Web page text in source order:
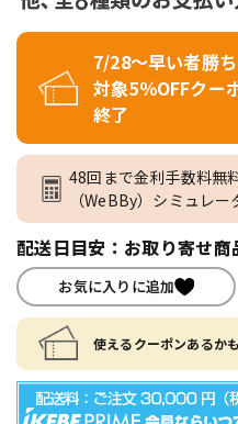
7/28～早い者勝
対象5％OFFクー
終了
48回まで金利手数料無
（WeBBy）シミュレー
配送日目安：お取り寄せ
お気に入りに追加
使えるクーポンあるか